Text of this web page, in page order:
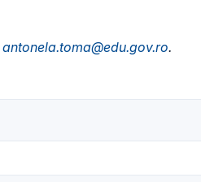
antonela.toma@edu.gov.ro.